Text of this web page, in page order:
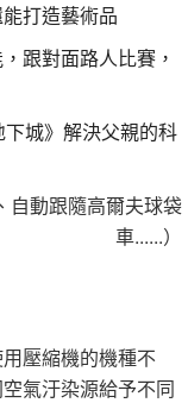
打造藝術品
跟對面路人比賽，
城》解決父親的科
、 自動跟隨高爾夫球袋
車......）
壓縮機的機種不
氣汙染源給予不同